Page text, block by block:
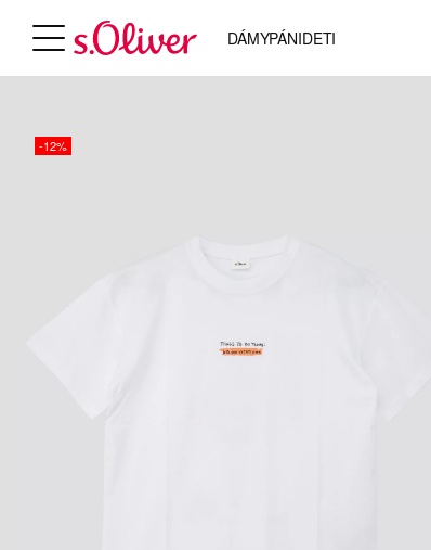
DÁMYPÁNIDETI
-12%